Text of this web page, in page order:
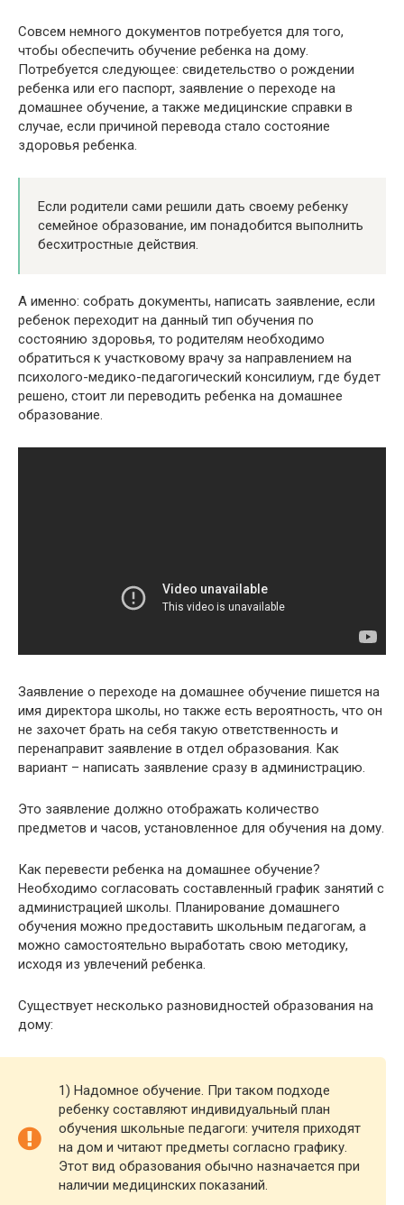
Совсем немного документов потребуется для того,
чтобы обеспечить обучение ребенка на дому.
Потребуется следующее: свидетельство о рождении
ребенка или его паспорт, заявление о переходе на
домашнее обучение, а также медицинские справки в
случае, если причиной перевода стало состояние
здоровья ребенка.
Если родители сами решили дать своему ребенку
семейное образование, им понадобится выполнить
бесхитростные действия.
А именно: собрать документы, написать заявление, если
ребенок переходит на данный тип обучения по
состоянию здоровья, то родителям необходимо
обратиться к участковому врачу за направлением на
психолого-медико-педагогический консилиум, где будет
решено, стоит ли переводить ребенка на домашнее
образование.
Заявление о переходе на домашнее обучение пишется на
имя директора школы, но также есть вероятность, что он
не захочет брать на себя такую ответственность и
перенаправит заявление в отдел образования. Как
вариант – написать заявление сразу в администрацию.
Это заявление должно отображать количество
предметов и часов, установленное для обучения на дому.
Как перевести ребенка на домашнее обучение?
Необходимо согласовать составленный график занятий с
администрацией школы. Планирование домашнего
обучения можно предоставить школьным педагогам, а
можно самостоятельно выработать свою методику,
исходя из увлечений ребенка.
Существует несколько разновидностей образования на
дому:
1) Надомное обучение. При таком подходе
ребенку составляют индивидуальный план
обучения школьные педагоги: учителя приходят
на дом и читают предметы согласно графику.
Этот вид образования обычно назначается при
наличии медицинских показаний.